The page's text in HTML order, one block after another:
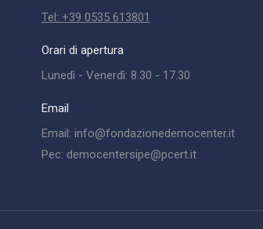
Tel: +39 0535 613801
Orari di apertura
Lunedì - Venerdì: 8.30 - 17.30
Email
Email: info@fondazionedemocenter.it
Pec: democentersipe@pcert.it